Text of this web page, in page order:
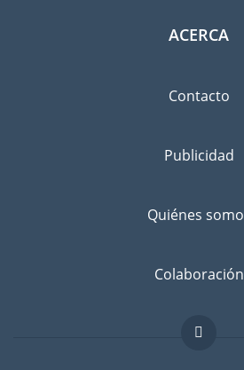
ACERCA
Contacto
Publicidad
Quiénes
Colaboración